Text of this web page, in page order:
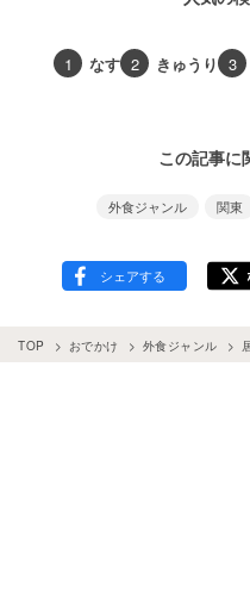
1 なす 2 きゅうり 3
この記事に
外食ジャンル 関東
TOP おでかけ 外食ジャンル